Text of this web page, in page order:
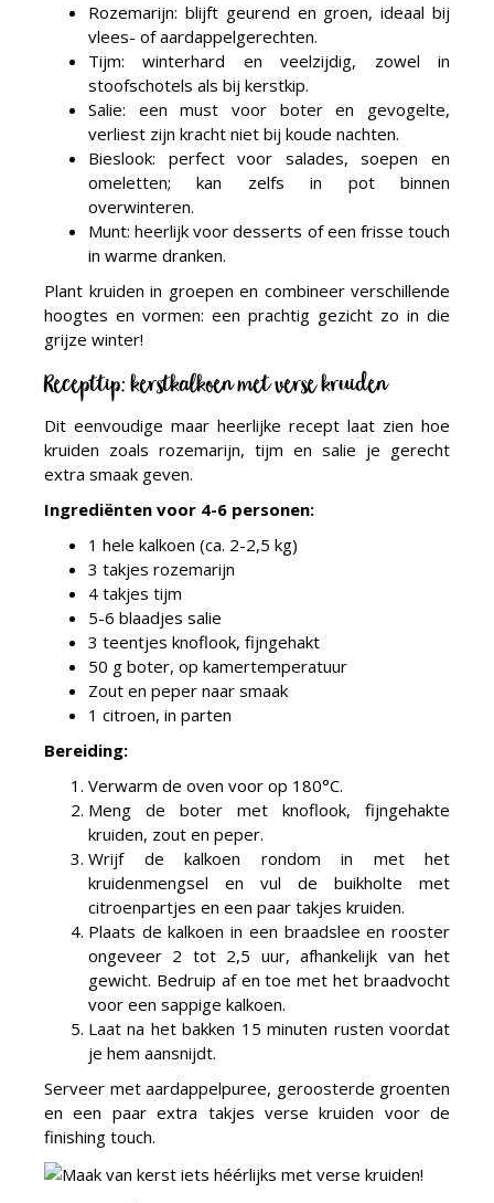
Rozemarijn: blijft geurend en groen, ideaal bij
vlees- of aardappelgerechten.
Tijm: winterhard en veelzijdig, zowel in
stoofschotels als bij kerstkip.
Salie: een must voor boter en gevogelte,
verliest zijn kracht niet bij koude nachten.
Bieslook: perfect voor salades, soepen en
omeletten; kan zelfs in pot binnen
overwinteren.
Munt: heerlijk voor desserts of een frisse touch
in warme dranken.
Plant kruiden in groepen en combineer verschillende
hoogtes en vormen: een prachtig gezicht zo in die
grijze winter!
Recepttip: kerstkalkoen met verse kruiden
Dit eenvoudige maar heerlijke recept laat zien hoe
kruiden zoals rozemarijn, tijm en salie je gerecht
extra smaak geven.
Ingrediënten voor 4-6 personen:
1 hele kalkoen (ca. 2-2,5 kg)
3 takjes rozemarijn
4 takjes tijm
5-6 blaadjes salie
3 teentjes knoflook, fijngehakt
50 g boter, op kamertemperatuur
Zout en peper naar smaak
1 citroen, in parten
Bereiding:
Verwarm de oven voor op 180°C.
Meng de boter met knoflook, fijngehakte
kruiden, zout en peper.
Wrijf de kalkoen rondom in met het
kruidenmengsel en vul de buikholte met
citroenpartjes en een paar takjes kruiden.
Plaats de kalkoen in een braadslee en rooster
ongeveer 2 tot 2,5 uur, afhankelijk van het
gewicht. Bedruip af en toe met het braadvocht
voor een sappige kalkoen.
Laat na het bakken 15 minuten rusten voordat
je hem aansnijdt.
Serveer met aardappelpuree, geroosterde groenten
en een paar extra takjes verse kruiden voor de
finishing touch.